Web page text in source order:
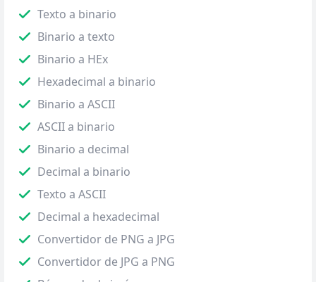
Texto a binario
Binario a texto
Binario a HEx
Hexadecimal a binario
Binario a ASCII
ASCII a binario
Binario a decimal
Decimal a binario
Texto a ASCII
Decimal a hexadecimal
Convertidor de PNG a JPG
Convertidor de JPG a PNG